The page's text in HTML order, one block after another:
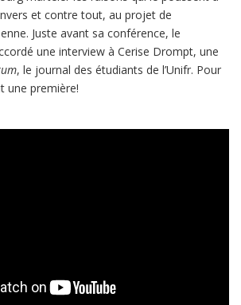
et contre tout, au projet de
Juste avant sa conférence, le
une interview à Cerise Drompt, une
, le journal des étudiants de l’Unifr. Pour
une première!